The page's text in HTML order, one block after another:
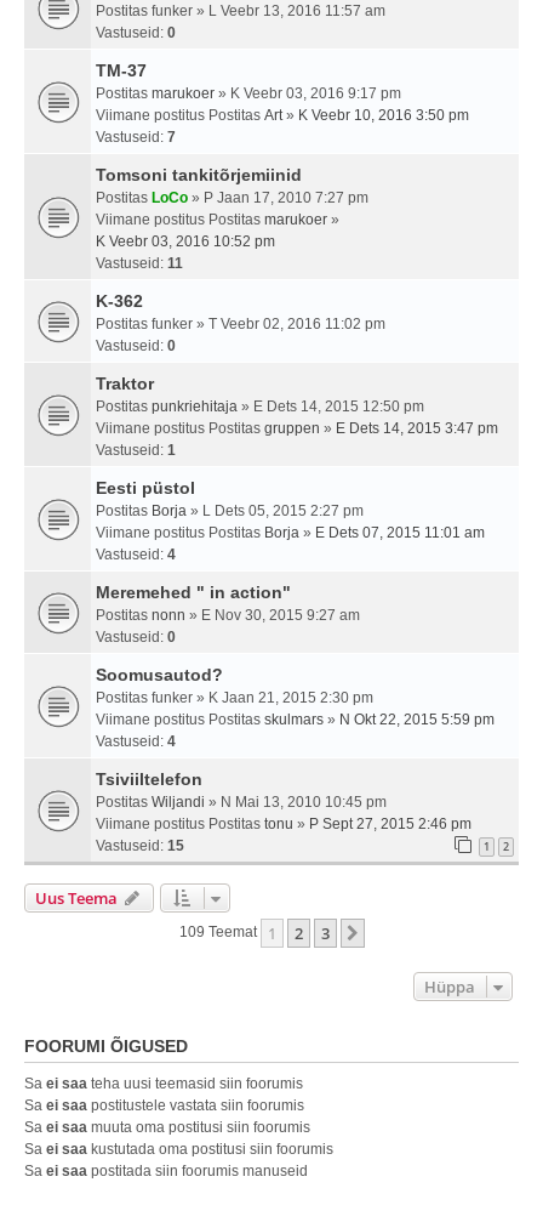
Postitas funker » L Veebr 13, 2016 11:57 am
Vastuseid: 0
TM-37
Postitas marukoer » K Veebr 03, 2016 9:17 pm
Viimane postitus Postitas Art» K Veebr 10, 2016 3:50 pm
Vastuseid: 7
Tomsoni tankitõrjemiinid
Postitas LoCo » P Jaan 17, 2010 7:27 pm
Viimane postitus Postitas marukoer »
K Veebr 03, 2016 10:52 pm
Vastuseid: 11
K-362
Postitas funker » T Veebr 02, 2016 11:02 pm
Vastuseid: 0
Traktor
Postitas punkriehitaja » E Dets 14, 2015 12:50 pm
Viimane postitus Postitas gruppen » E Dets 14, 2015 3:47 pm
Vastuseid: 1
Eesti püstol
Postitas Borja » L Dets 05, 2015 2:27 pm
Viimane postitus Postitas Borja » E Dets 07, 2015 11:01 am
Vastuseid: 4
Meremehed " in action"
Postitas nonn » E Nov 30, 2015 9:27 am
Vastuseid: 0
Soomusautod?
Postitas funker » K Jaan 21, 2015 2:30 pm
Viimane postitus Postitas skulmars » N Okt 22, 2015 5:59 pm
Vastuseid: 4
Tsiviiltelefon
Postitas Wiljandi » N Mai 13, 2010 10:45 pm
Viimane postitus Postitas tonu » P Sept 27, 2015 2:46 pm
Vastuseid: 15 1 2
Uus Teema
109 Teemat 1 2 3
Hüppa
FOORUMI ÕIGUSED
Sa ei saa teha uusi teemasid siin foorumis
Sa ei saa postitustele vastata siin foorumis
Sa ei saa muuta oma postitusi siin foorumis
Sa ei saa kustutada oma postitusi siin foorumis
Sa ei saa postitada siin foorumis manuseid